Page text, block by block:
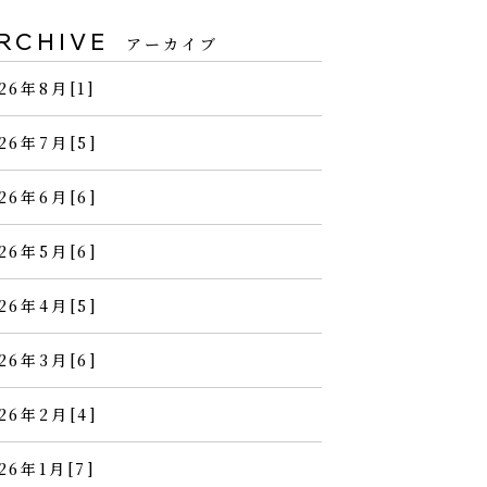
アーカイブ
年8月[1]
年7月[5]
年6月[6]
年5月[6]
年4月[5]
年3月[6]
年2月[4]
年1月[7]